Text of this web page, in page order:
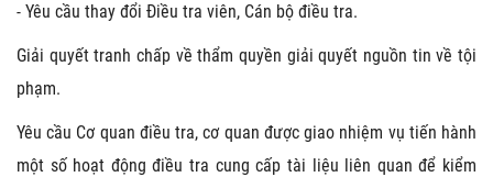
- Yêu cầu thay đổi Điều tra viên, Cán bộ điều tra.
Giải quyết tranh chấp về thẩm quyền giải quyết nguồn tin về tội
phạm.
Yêu cầu Cơ quan điều tra, cơ quan được giao nhiệm vụ tiến hành
một số hoạt động điều tra cung cấp tài liệu liên quan để kiểm